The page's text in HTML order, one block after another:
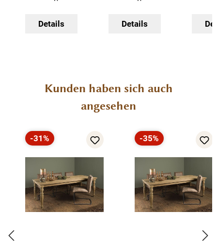
Jedes Stück ein Unikat
Details Details
Produktgalerie überspringen
Kunden haben sich auch
angesehen
Rabatt
-31%
Rabatt
-35%